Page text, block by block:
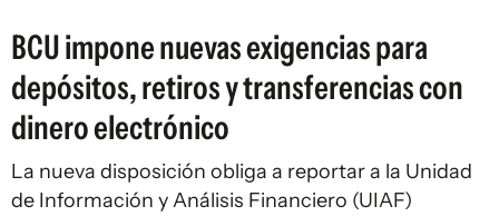
BCU impone nuevas exigencias para
depósitos, retiros y transferencias con
dinero electrónico
La nueva disposición obliga a reportar a la Unidad
de Información y Análisis Financiero (UIAF)